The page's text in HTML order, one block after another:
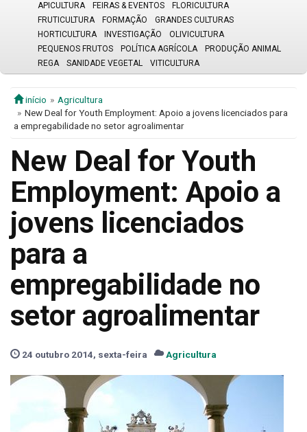
APICULTURA
FEIRAS & EVENTOS
FLORICULTURA
FRUTICULTURA
FORMAÇÃO
GRANDES CULTURAS
HORTICULTURA
INVESTIGAÇÃO
OLIVICULTURA
PEQUENOS FRUTOS
POLÍTICA AGRÍCOLA
PRODUÇÃO ANIMAL
REGA
SANIDADE VEGETAL VITICULTURA
início
Agricultura
New Deal for Youth Employment: Apoio a jovens licenciados para
a empregabilidade no setor agroalimentar
New Deal for Youth
Employment: Apoio a
jovens licenciados
para a
empregabilidade no
setor agroalimentar
24 outubro 2014, sexta-feira Agricultura